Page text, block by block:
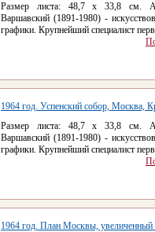
Размер листа: 48,7 х 33,8 см.
Варшавский (1891-1980) -
графики. Крупнейший специалист
1964 год. Успенский собор, Москва,
Размер листа: 48,7 х 33,8 см.
Варшавский (1891-1980) -
графики. Крупнейший специалист
1964 год. План Москвы,